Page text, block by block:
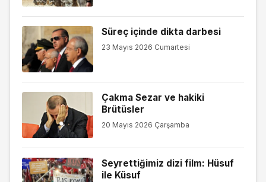
Süreç içinde dikta darbesi
23 Mayıs 2026 Cumartesi
Çakma Sezar ve hakiki
Brütüsler
20 Mayıs 2026 Çarşamba
Seyrettiğimiz dizi film: Hüsuf
ile Küsuf